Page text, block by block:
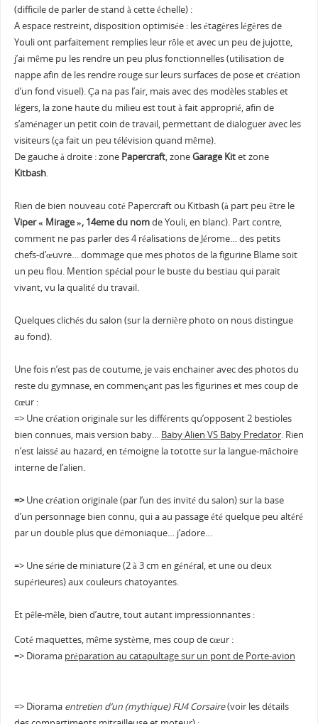
(difficile de parler de stand à cette échelle) :
A espace restreint, disposition optimisée : les étagères légères de
Youli ont parfaitement remplies leur rôle et avec un peu de jujotte,
j’ai même pu les rendre un peu plus fonctionnelles (utilisation de
nappe afin de les rendre rouge sur leurs surfaces de pose et création
d’un fond visuel). Ça na pas l’air, mais avec des modèles stables et
légers, la zone haute du milieu est tout à fait approprié, afin de
s’aménager un petit coin de travail, permettant de dialoguer avec les
visiteurs (ça fait un peu télévision quand même).
De gauche à droite : zone Papercraft, zoneGarage Kitet zone
Kitbash.
Rien de bien nouveau coté Papercraft ou Kitbash (à part peu être le
Viper « Mirage », 14eme du nomde Youli, en blanc). Part contre,
comment ne pas parler des 4 réalisations de Jérome… des petits
chefs-d’œuvre… dommage que mes photos de la figurine Blame soit
un peu flou. Mention spécial pour le buste du bestiau qui parait
vivant, vu la qualité du travail.
Quelques clichés du salon (sur la dernière photo on nous distingue
au fond).
Une fois n’est pas de coutume, je vais enchainer avec des photos du
reste du gymnase, en commençant pas les figurines et mes coup de
cœur :
=> Une création originale sur les différents qu’opposent 2 bestioles
bien connues, mais version baby… Baby Alien VS Baby Predator. Rien
n’est laissé au hazard, en témoigne la tototte sur la langue-mâchoire
interne de l’alien.
=>Une création originale (par l’un des invité du salon) sur la base
d’un personnage bien connu, qui a au passage été quelque peu altéré
par un double plus que démoniaque… j’adore…
=> Une série de miniature (2 à 3 cm en général, et une ou deux
supérieures) aux couleurs chatoyantes.
Et pêle-mêle, bien d’autre, tout autant impressionnantes :
Coté maquettes, même système, mes coup de cœur :
=> Diorama préparation au catapultage sur un pont de Porte-avion
=> Diorama entretien d’un (mythique) FU4 Corsaire(voir les détails